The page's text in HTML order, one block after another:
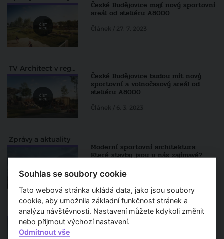
České Budějovice mají nový sportovní
areál od ateliéru A8000
Článek / 27. 7. 2023
TV Architect v regionech
České Budějovice budou mít nový
sportovní a volnočasový areál od
ateliéru A8000
Článek / 6. 3. 2023
Zprávy a aktuality
Moderní sportovní architektura:
Které stavby jsou u nás zajímavé?
Článek / 10. 11. 2022
TV Architect představuje
SENAA (Jan Sedláček, Václav Navrátil)
Souhlas se soubory cookie
Tato webová stránka ukládá data, jako jsou soubory
cookie, aby umožnila základní funkčnost stránek a
analýzu návštěvnosti. Nastavení můžete kdykoli změnit
nebo přijmout výchozí nastavení.
Odmítnout vše